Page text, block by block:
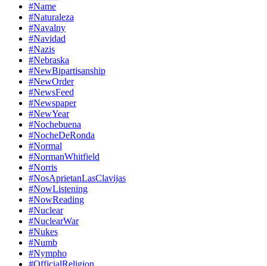
#Name
#Naturaleza
#Navalny
#Navidad
#Nazis
#Nebraska
#NewBipartisanship
#NewOrder
#NewsFeed
#Newspaper
#NewYear
#Nochebuena
#NocheDeRonda
#Normal
#NormanWhitfield
#Norris
#NosAprietanLasClavijas
#NowListening
#NowReading
#Nuclear
#NuclearWar
#Nukes
#Numb
#Nympho